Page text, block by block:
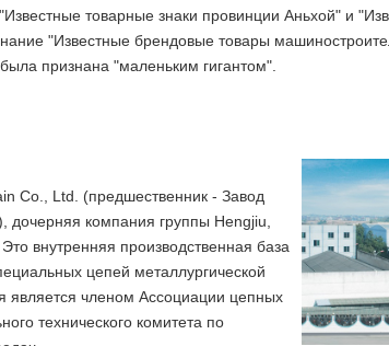
товарные знаки провинции Аньхой" и
"Известные брендовые товары
признана "маленьким гигантом".
Co., Ltd. (предшественник - Завод
дочерняя компания группы Hengjiu,
внутренняя производственная база
цепей металлургической
членом Ассоциации цепных
технического комитета по